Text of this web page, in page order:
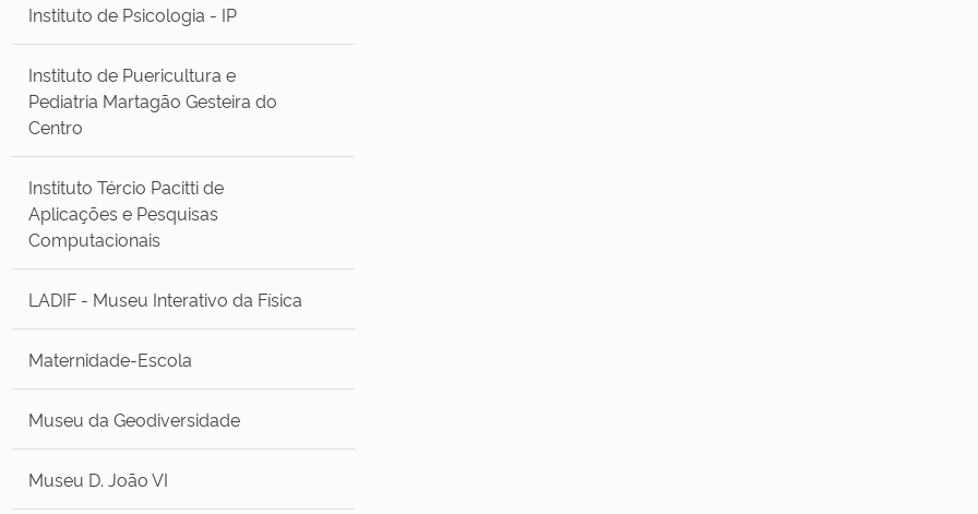
Instituto de Psicologia - IP
Instituto de Puericultura e
Pediatria Martagão Gesteira do
Centro
Instituto Tércio Pacitti de
Aplicações e Pesquisas
Computacionais
LADIF - Museu Interativo da Física
Maternidade-Escola
Museu da Geodiversidade
Museu D. João VI